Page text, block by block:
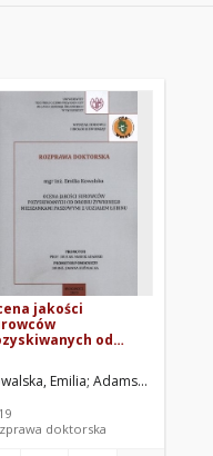
jakości
od
z udziałem
Emilia Adamski, Marek.
doktorska